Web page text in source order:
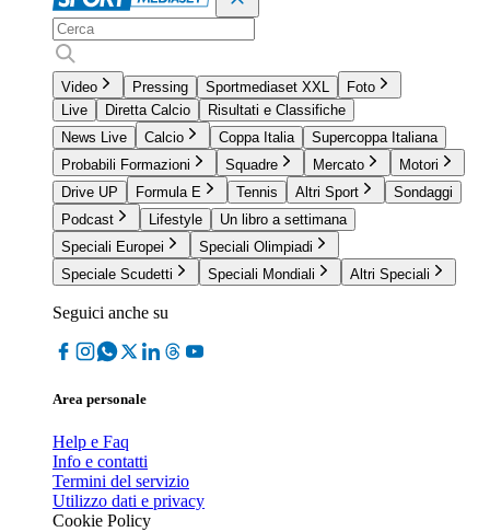
Video Pressing Sportmediaset XXL
Foto
Live
Diretta Calcio
Risultati e Classifiche
News Live
Calcio Coppa Italia
Supercoppa Italiana
Probabili Formazioni
Squadre Mercato
Motori
Drive UP
Formula E Tennis Altri Sport
Sondaggi
Podcast
Lifestyle
Un libro a settimana
Speciali Europei
Speciali Olimpiadi
Speciale Scudetti
Speciali Mondiali Altri Speciali
Seguici anche su
Area personale
Help e Faq
Info e contatti
Termini del servizio
Utilizzo dati e privacy
Cookie Policy